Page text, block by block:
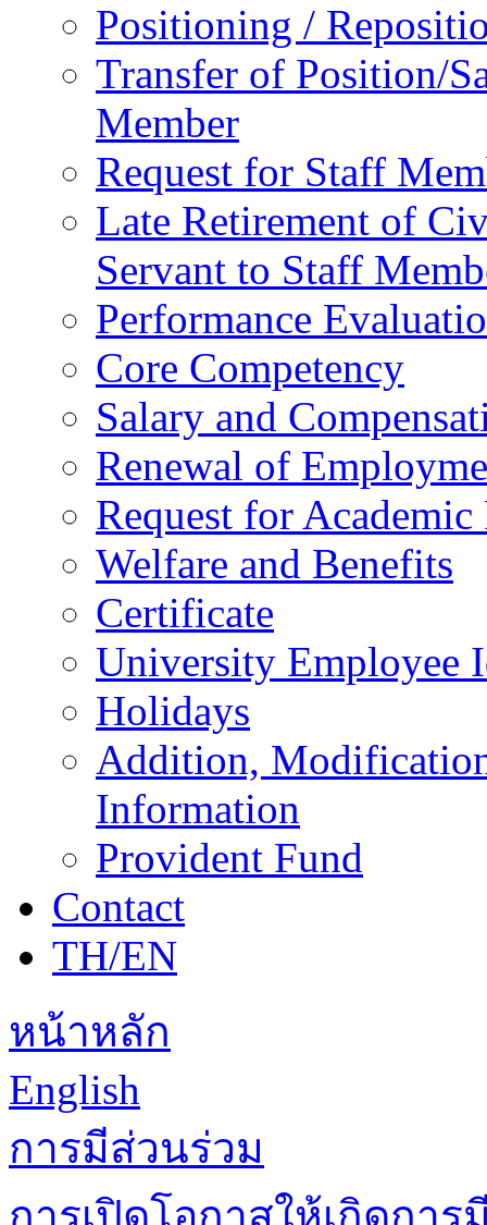
Positioning /
Transfer of Position/
Member
Request for Staff
Late Retirement of
Servant to Staff
Performance
Core Competency
Salary and
Renewal of
Request for Academic
Welfare and Benefits
Certificate
University Employee
Holidays
Addition,
Information
Provident Fund
Contact
TH/EN
หน้าหลัก
English
การมีส่วนร่วม